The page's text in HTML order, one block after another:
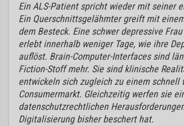
Ein ALS-Patient spricht wieder mit seiner
Ein Querschnittsgelähmter greift mit
dem Besteck. Eine schwer depressive
erlebt innerhalb weniger Tage, wie ihre
auflöst. Brain-Computer-Interfaces sind
Fiction-Stoff mehr. Sie sind klinische
entwickeln sich zugleich zu einem schnell
Consumermarkt. Gleichzeitig werfen sie
datenschutzrechtlichen
Digitalisierung bisher beschert hat.